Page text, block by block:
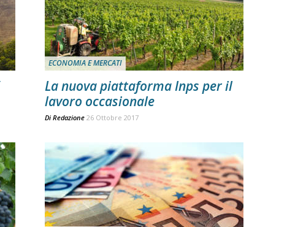
ECONOMIA E MERCATI
La nuova piattaforma Inps per il
lavoro occasionale
Di Redazione 26 Ottobre 2017